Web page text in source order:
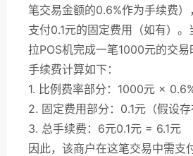
笔交易金额的0.6%作为手续费
支付0.1元的固定费用（如有）
拉POS机完成一笔1000元的交
手续费计算如下：
1. 比例费率部分：1000元 ×
2. 固定费用部分：0.1元（假设存
3. 总手续费：6元0.1元 = 6.1元
因此，该商户在这笔交易中需支